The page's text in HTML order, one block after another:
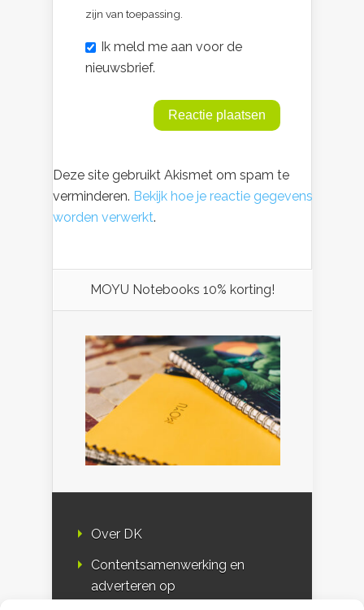
zijn van toepassing.
Ik meld me aan voor de
nieuwsbrief.
Deze site gebruikt Akismet om spam te
verminderen. Bekijk hoe je reactie gegevens
worden verwerkt.
MOYU Notebooks 10% korting!
Over DK
Contentsamenwerking en
adverteren op